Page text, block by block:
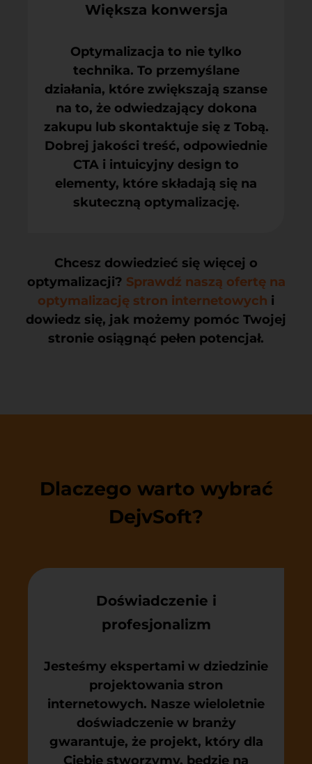
Większa konwersja
Optymalizacja to nie tylko
technika. To przemyślane
działania, które zwiększają szanse
na to, że odwiedzający dokona
zakupu lub skontaktuje się z Tobą.
Dobrej jakości treść, odpowiednie
CTA i intuicyjny design to
elementy, które składają się na
skuteczną optymalizację.
Chcesz dowiedzieć się więcej o
optymalizacji? Sprawdź naszą ofertę na
optymalizację stron internetowych i
dowiedz się, jak możemy pomóc Twojej
stronie osiągnąć pełen potencjał.
Dlaczego warto wybrać
DejvSoft?
Doświadczenie i
profesjonalizm
Jesteśmy ekspertami w dziedzinie
projektowania stron
internetowych. Nasze wieloletnie
doświadczenie w branży
gwarantuje, że projekt, który dla
Ciebie stworzymy, będzie na